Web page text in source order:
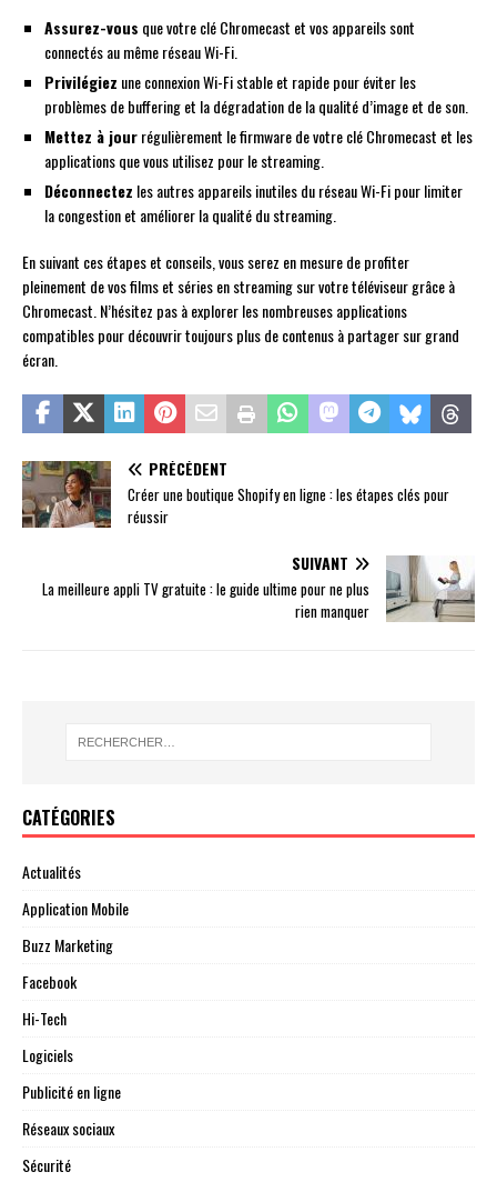
Assurez-vous que votre clé Chromecast et vos appareils sont
connectés au même réseau Wi-Fi.
Privilégiez une connexion Wi-Fi stable et rapide pour éviter les
problèmes de buffering et la dégradation de la qualité d’image et de son.
Mettez à jourrégulièrement le firmware de votre clé Chromecast et les
applications que vous utilisez pour le streaming.
Déconnectez les autres appareils inutiles du réseau Wi-Fi pour limiter
la congestion et améliorer la qualité du streaming.
En suivant ces étapes et conseils, vous serez en mesure de profiter
pleinement de vos films et séries en streaming sur votre téléviseur grâce à
Chromecast. N’hésitez pas à explorer les nombreuses applications
compatibles pour découvrir toujours plus de contenus à partager sur grand
écran.
PRÉCÉDENT
Créer une boutique Shopify en ligne : les étapes clés pour
réussir
SUIVANT
La meilleure appli TV gratuite : le guide ultime pour ne plus
rien manquer
CATÉGORIES
Actualités
Application Mobile
Buzz Marketing
Facebook
Hi-Tech
Logiciels
Publicité en ligne
Réseaux sociaux
Sécurité